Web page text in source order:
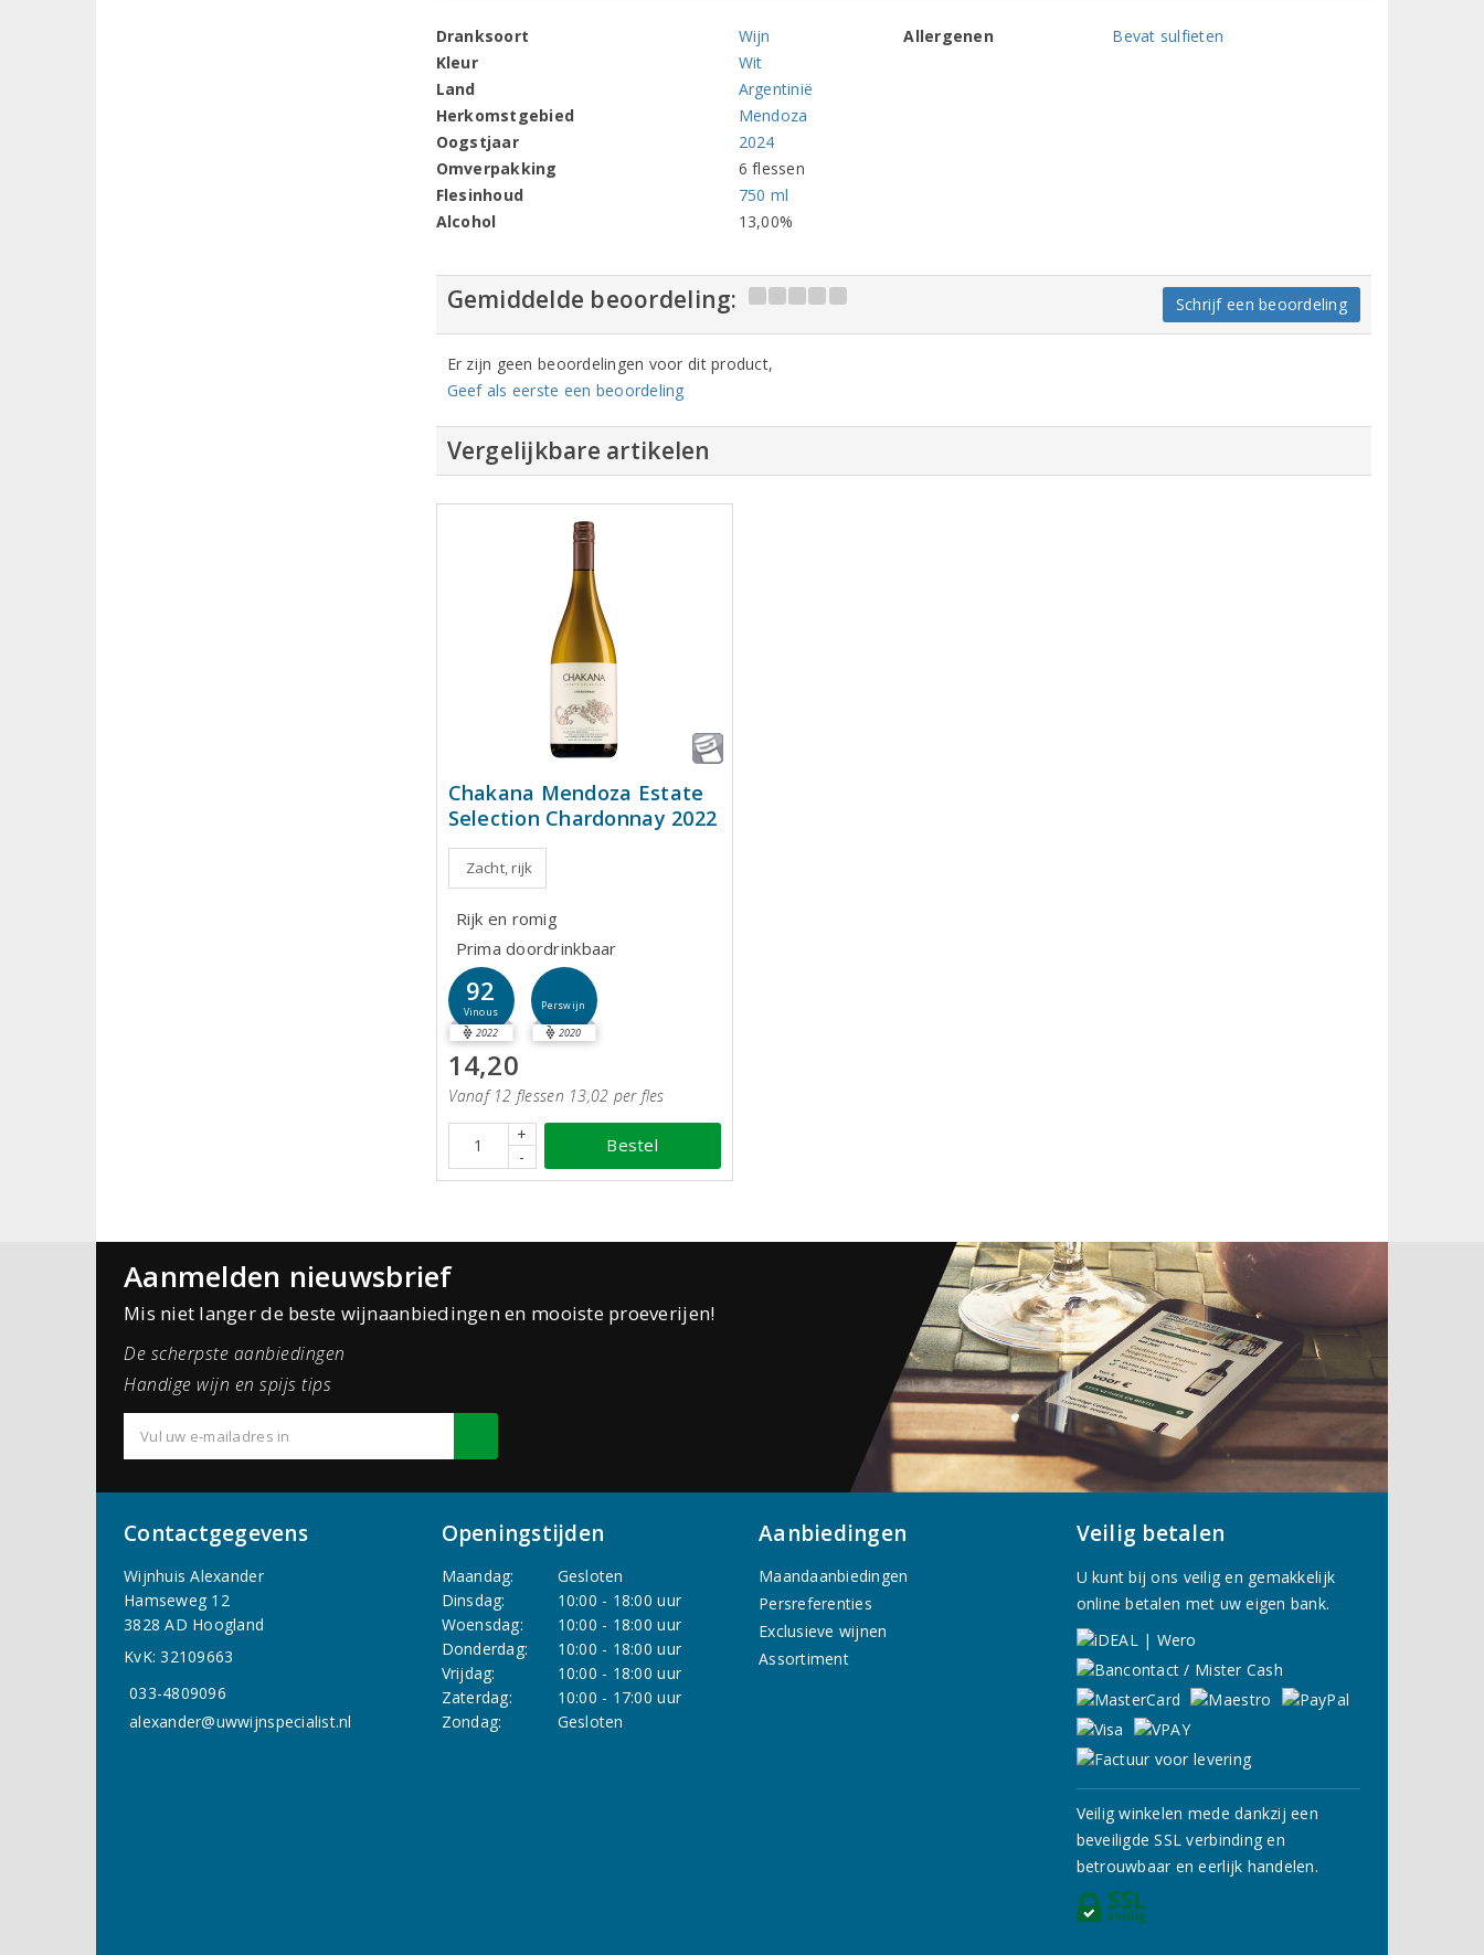
Dranksoort
Wijn
Kleur
Wit
Land
Argentinië
Herkomstgebied
Mendoza
Oogstjaar
2024
Omverpakking
6 flessen
Flesinhoud
750 ml
Alcohol
13,00%
Allergenen Bevat sulfieten
Gemiddelde beoordeling: Schrijf een beoordeling
Er zijn geen beoordelingen voor dit product,
Geef als eerste een beoordeling
Vergelijkbare artikelen
Chakana Mendoza Estate
Selection Chardonnay 2022
Zacht, rijk
Rijk en romig
Prima doordrinkbaar
92
Vinous
2022
Perswijn
2020
14,20
Vanaf 12 flessen 13,02 per fles
+
-
Bestel
Aanmelden nieuwsbrief
Mis niet langer de beste wijnaanbiedingen en mooiste proeverijen!
De scherpste aanbiedingen
Handige wijn en spijs tips
Contactgegevens
Wijnhuis Alexander
Hamseweg 12
3828 AD Hoogland
KvK: 32109663
033-4809096
alexander@uwwijnspecialist.nl
Openingstijden
Maandag:
Gesloten
Dinsdag:
10:00 - 18:00 uur
Woensdag:
10:00 - 18:00 uur
Donderdag:
10:00 - 18:00 uur
Vrijdag:
10:00 - 18:00 uur
Zaterdag:
10:00 - 17:00 uur
Zondag:
Gesloten
Aanbiedingen
Maandaanbiedingen
Persreferenties
Exclusieve wijnen
Assortiment
Veilig betalen
U kunt bij ons veilig en gemakkelijk
online betalen met uw eigen bank.
Veilig winkelen mede dankzij een
beveiligde SSL verbinding en
betrouwbaar en eerlijk handelen.